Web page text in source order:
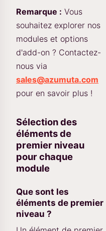
Remarque : Vous
souhaitez explorer nos
modules et options
d'add-on ? Contactez-
nous via
sales@azumuta.com
pour en savoir plus !
Sélection des
éléments de
premier niveau
pour chaque
module
Que sont les
éléments de premier
niveau ?